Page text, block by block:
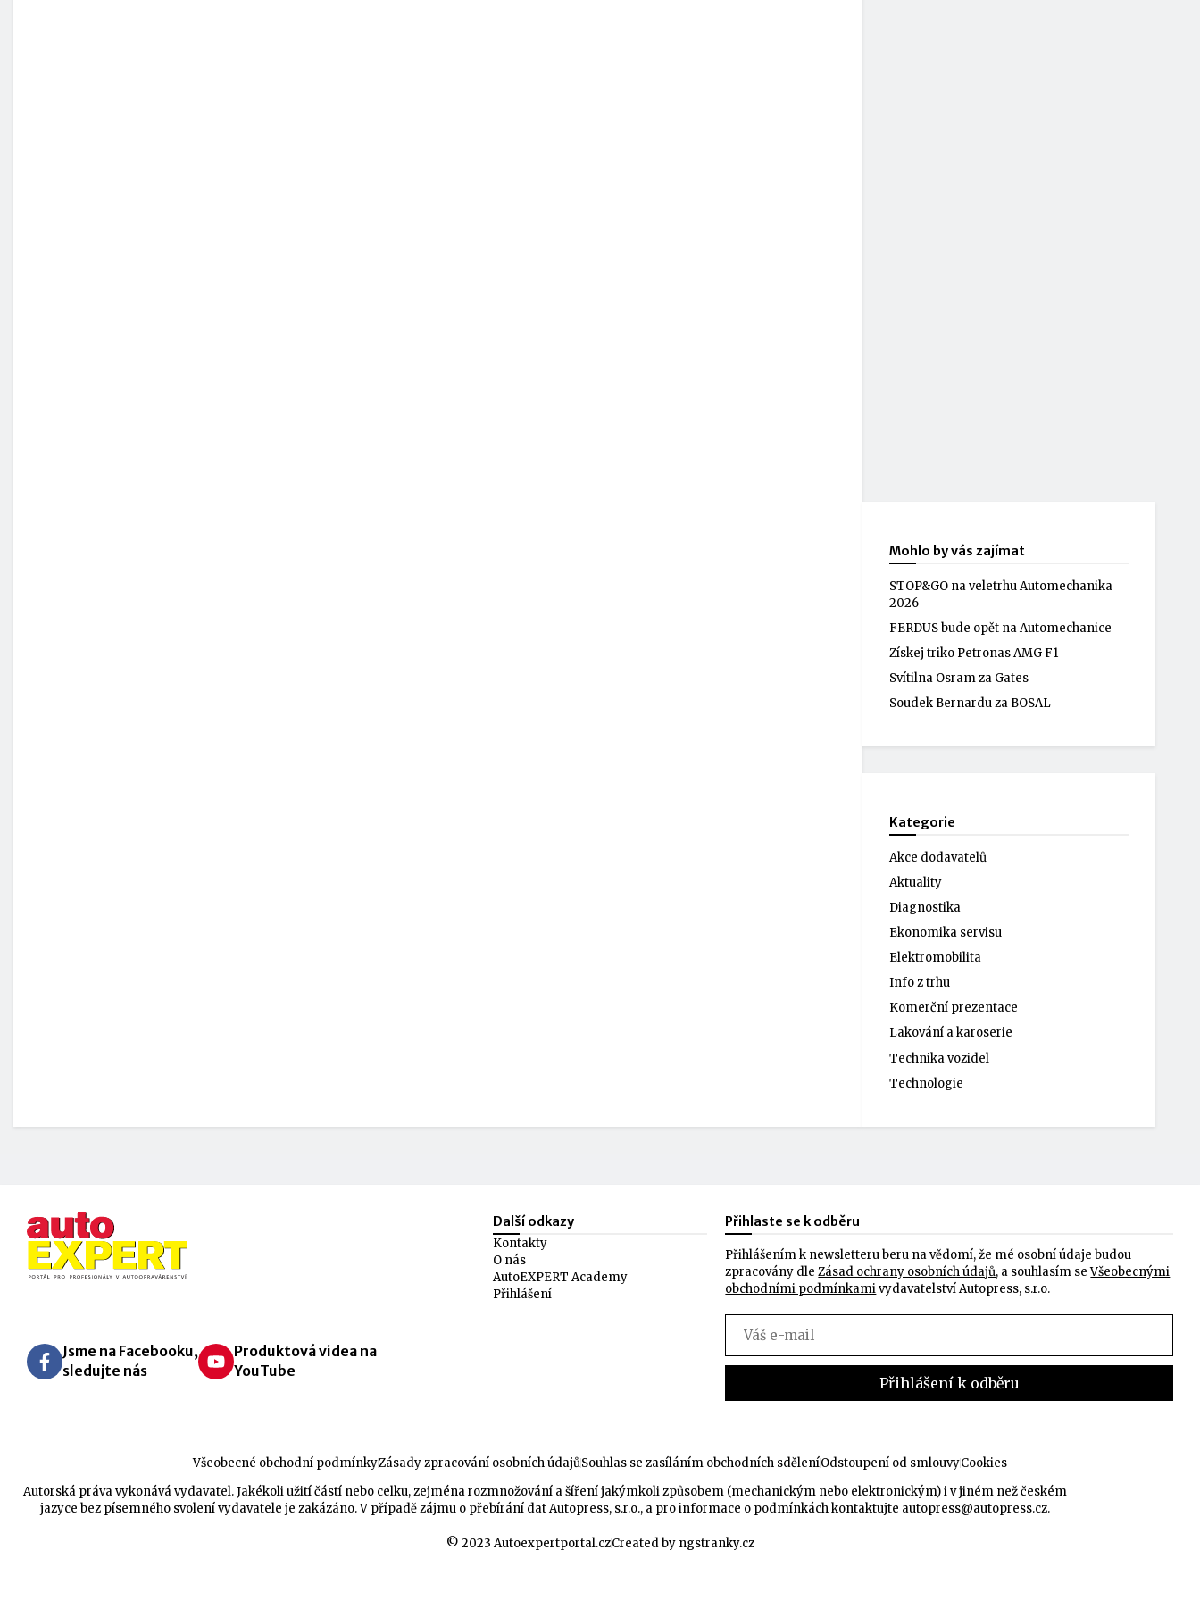
Mohlo by vás zajímat
STOP&GO na veletrhu Automechanika
2026
FERDUS bude opět na Automechanice
Získej triko Petronas AMG F1
Svítilna Osram za Gates
Soudek Bernardu za BOSAL
Kategorie
Akce dodavatelů
Aktuality
Diagnostika
Ekonomika servisu
Elektromobilita
Info z trhu
Komerční prezentace
Lakování a karoserie
Technika vozidel
Technologie
Další odkazy
Kontakty
O nás
AutoEXPERT Academy
Přihlášení
Přihlaste se k odběru
Přihlášením k newsletteru beru na vědomí, že mé osobní údaje budou
zpracovány dleZásad ochrany osobních údajů, a souhlasím seVšeobecnými
obchodními podmínkamivydavatelství Autopress, s.r.o.
Jsme na Facebooku,
sledujte nás
Produktová videa na
YouTube
Všeobecné obchodní podmínkyZásady zpracování osobních údajůSouhlas se zasíláním obchodních sděleníOdstoupení od smlouvyCookies
Autorská práva vykonává vydavatel. Jakékoli užití částí nebo celku, zejména rozmnožování a šíření jakýmkoli způsobem (mechanickým nebo elektronickým) i v jiném než českém
jazyce bez písemného svolení vydavatele je zakázáno. V případě zájmu o přebírání dat Autopress, s.r.o., a pro informace o podmínkách kontaktujte autopress@autopress.cz.
© 2023 Autoexpertportal.czCreated by ngstranky.cz